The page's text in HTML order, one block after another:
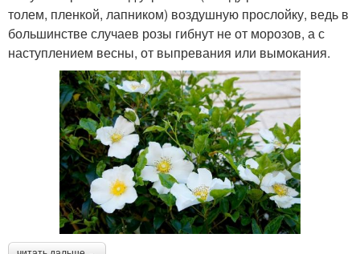
толем, пленкой, лапником) воздушную прослойку, ведь в
большинстве случаев розы гибнут не от морозов, а с
наступлением весны, от выпревания или вымокания.